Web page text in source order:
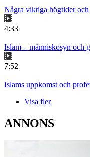
Några viktiga högtider
4:33
Islam – människosyn och
7:52
Islams uppkomst och
Visa fler
ANNONS